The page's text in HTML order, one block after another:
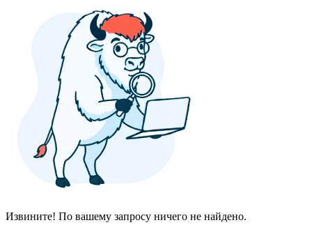
Извините! По вашему запросу ничего не найдено.